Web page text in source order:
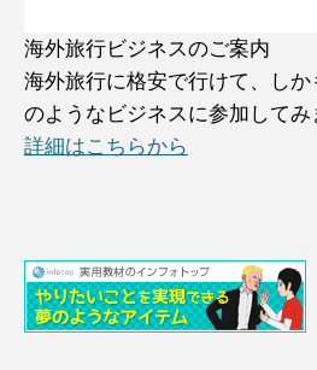
海外旅行ビジネスのご案内
海外旅行に格安で行けて、し
のようなビジネスに参加してみ
詳細はこちらから